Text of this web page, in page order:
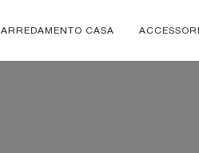
ARREDAMENTO CASA